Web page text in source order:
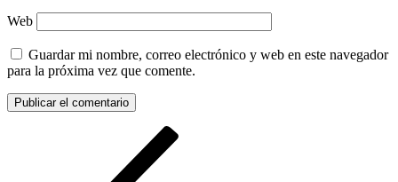
Web
Guardar mi nombre, correo electrónico y web en este navegador
para la próxima vez que comente.